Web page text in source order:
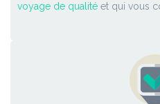
voyage de qualité et qui vous